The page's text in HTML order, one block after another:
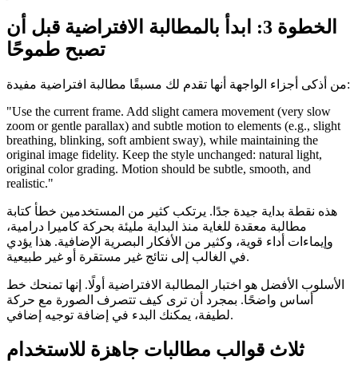
الخطوة 3: ابدأ بالمطالبة الافتراضية قبل أن
تصبح طموحًا
من أذكى أجزاء الواجهة أنها تقدم لك مسبقًا مطالبة افتراضية مفيدة:
"Use the current frame. Add slight camera movement (very slow
zoom or gentle parallax) and subtle motion to elements (e.g., slight
breathing, blinking, soft ambient sway), while maintaining the
original image fidelity. Keep the style unchanged: natural light,
original color grading. Motion should be subtle, smooth, and
realistic."
هذه نقطة بداية جيدة جدًا. يرتكب كثير من المستخدمين خطأ كتابة
مطالبة معقدة للغاية منذ البداية مليئة بحركة كاميرا درامية،
وإيماءات أداء قوية، وكثير من الأفكار البصرية الإضافية. هذا يؤدي
في الغالب إلى نتائج غير مستقرة أو غير طبيعية.
الأسلوب الأفضل هو اختبار المطالبة الافتراضية أولًا. إنها تمنحك خط
أساس واضحًا. بمجرد أن ترى كيف تتصرف الصورة مع حركة
لطيفة، يمكنك البدء في إضافة توجيه إضافي.
ثلاث قوالب مطالبات جاهزة للاستخدام